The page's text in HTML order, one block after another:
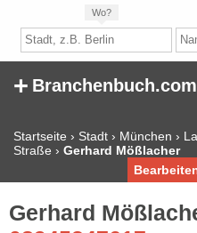
Wo?
+ Branchenbuch.com
Startseite › Stadt › München ›
Straße › Gerhard Mößlacher
Gerhard